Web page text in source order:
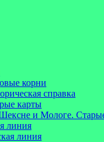
корни
справка
карты
и Мологе.
линия
линия